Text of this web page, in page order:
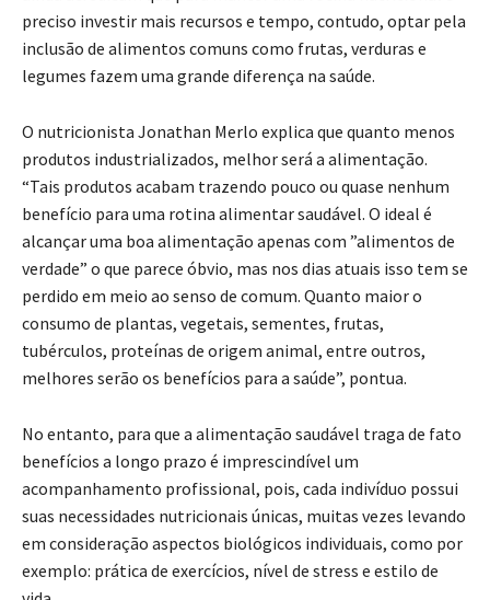
preciso investir mais recursos e tempo, contudo, optar pela
inclusão de alimentos comuns como frutas, verduras e
legumes fazem uma grande diferença na saúde.
O nutricionista Jonathan Merlo explica que quanto menos
produtos industrializados, melhor será a alimentação.
“Tais produtos acabam trazendo pouco ou quase nenhum
benefício para uma rotina alimentar saudável. O ideal é
alcançar uma boa alimentação apenas com ”alimentos de
verdade” o que parece óbvio, mas nos dias atuais isso tem se
perdido em meio ao senso de comum. Quanto maior o
consumo de plantas, vegetais, sementes, frutas,
tubérculos, proteínas de origem animal, entre outros,
melhores serão os benefícios para a saúde”, pontua.
No entanto, para que a alimentação saudável traga de fato
benefícios a longo prazo é imprescindível um
acompanhamento profissional, pois, cada indivíduo possui
suas necessidades nutricionais únicas, muitas vezes levando
em consideração aspectos biológicos individuais, como por
exemplo: prática de exercícios, nível de stress e estilo de